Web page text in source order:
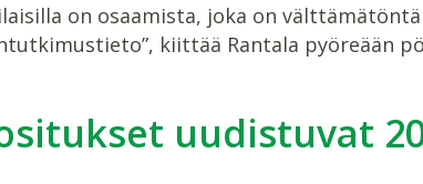
on osaamista, joka on
kiittää Rantala pyöreään
uudistuvat